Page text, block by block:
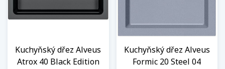
Kuchyňský dřez Alveus
Atrox 40 Black Edition
Kuchyňský dřez Alveus
Formic 20 Steel 04